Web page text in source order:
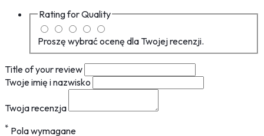
Rating forQuality
Proszę wybrać ocenę dla Twojej recenzji.
Title of your review
Twoje imię i nazwisko
Twoja recenzja
* Pola wymagane